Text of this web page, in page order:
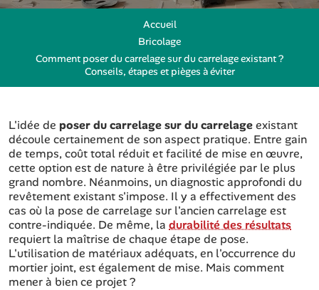
Accueil
Bricolage
Comment poser du carrelage sur du carrelage existant ?
Conseils, étapes et pièges à éviter
L'idée de poser du carrelage sur du carrelageexistant
découle certainement de son aspect pratique. Entre gain
de temps, coût total réduit et facilité de mise en œuvre,
cette option est de nature à être privilégiée par le plus
grand nombre. Néanmoins, un diagnostic approfondi du
revêtement existant s'impose. Il y a effectivement des
cas où la pose de carrelage sur l'ancien carrelage est
contre-indiquée. De même, la durabilité des résultats
requiert la maîtrise de chaque étape de pose.
L'utilisation de matériaux adéquats, en l'occurrence du
mortier joint, est également de mise. Mais comment
mener à bien ce projet ?